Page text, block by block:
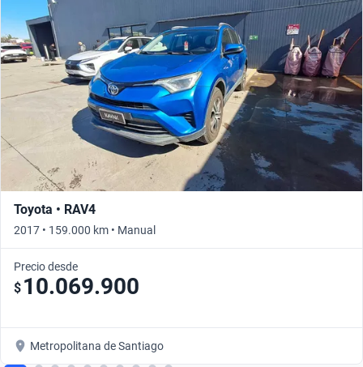
Toyota • RAV4
2017 • 159.000 km • Manual
Precio desde
$ 10.069.900
Metropolitana de Santiago